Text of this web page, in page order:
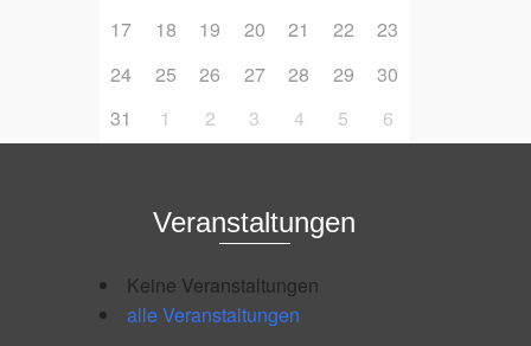
17
18 19 20 21 22
23
24
25 26 27 28 29
30
31
1 2 3 4 5 6
Veranstaltungen
Keine Veranstaltungen
alle Veranstaltungen